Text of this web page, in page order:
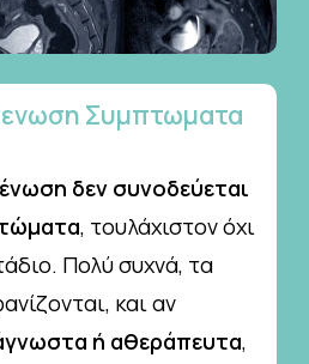
Συμπτωματα
δεν συνοδεύεται
, τουλάχιστον όχι
Πολύ συχνά, τα
και αν
ή αθεράπευτα,